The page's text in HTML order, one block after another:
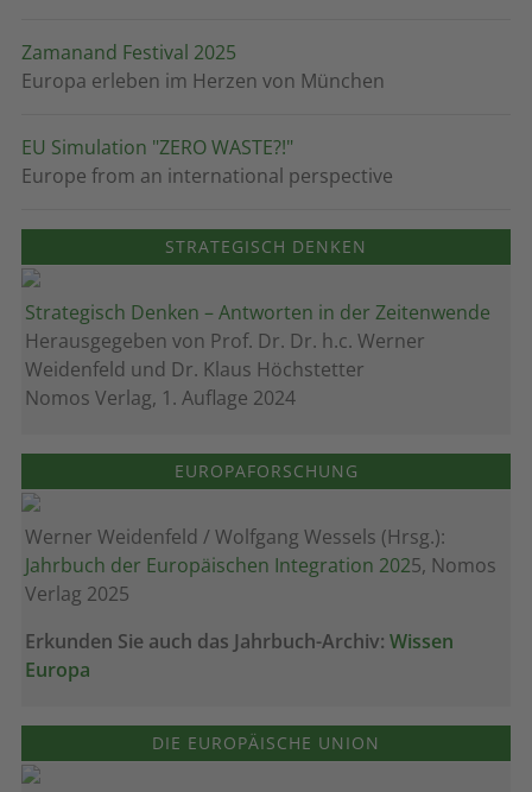
Zamanand Festival 2025
Europa erleben im Herzen von München
EU Simulation "ZERO WASTE?!"
Europe from an international perspective
STRATEGISCH DENKEN
Strategisch Denken – Antworten in der Zeitenwende
Herausgegeben von Prof. Dr. Dr. h.c. Werner
Weidenfeld und Dr. Klaus Höchstetter
Nomos Verlag, 1. Auflage 2024
EUROPAFORSCHUNG
Werner Weidenfeld / Wolfgang Wessels (Hrsg.):
Jahrbuch der Europäischen Integration 2025, Nomos
Verlag 2025
Erkunden Sie auch das Jahrbuch-Archiv: Wissen
Europa
DIE EUROPÄISCHE UNION